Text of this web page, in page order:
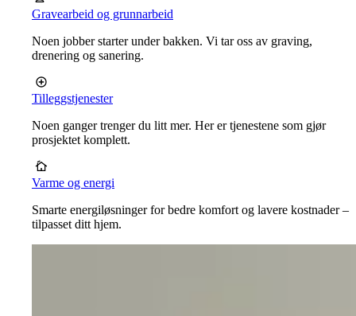
Gravearbeid og grunnarbeid
Noen jobber starter under bakken. Vi tar oss av graving,
drenering og sanering.
Tilleggstjenester
Noen ganger trenger du litt mer. Her er tjenestene som gjør
prosjektet komplett.
Varme og energi
Smarte energiløsninger for bedre komfort og lavere kostnader –
tilpasset ditt hjem.